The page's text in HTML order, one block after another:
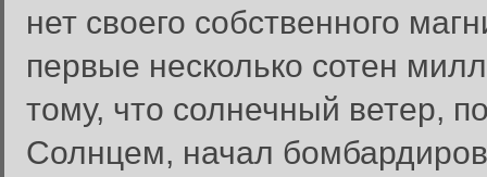
нет своего собственного
первые несколько сотен
тому, что солнечный ветер,
Солнцем, начал